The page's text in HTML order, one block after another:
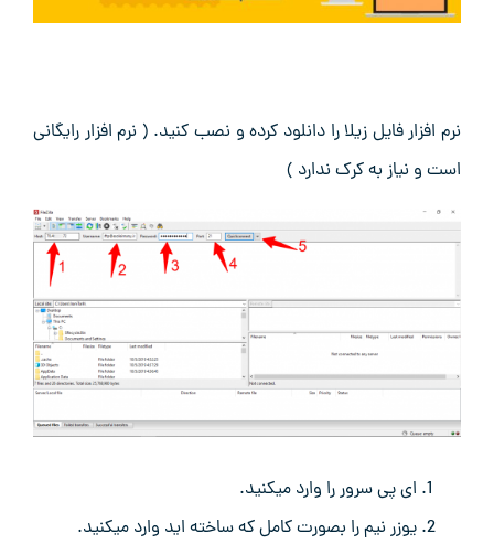
نرم افزار فایل زیلا را دانلود کرده و نصب کنید. ( نرم افزار رایگانی
است و نیاز به کرک ندارد )
ای پی سرور را وارد میکنید.
یوزر نیم را بصورت کامل که ساخته اید وارد میکنید.